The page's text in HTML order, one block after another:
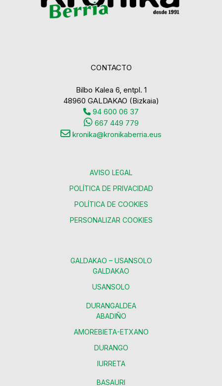
CONTACTO
Bilbo Kalea 6, entpl. 1
48960 GALDAKAO (Bizkaia)
94 600 06 37
667 449 779
kronika@kronikaberria.eus
AVISO LEGAL
POLÍTICA DE PRIVACIDAD
POLÍTICA DE COOKIES
PERSONALIZAR COOKIES
GALDAKAO – USANSOLO
GALDAKAO
USANSOLO
DURANGALDEA
ABADIÑO
AMOREBIETA-ETXANO
DURANGO
IURRETA
BASAURI